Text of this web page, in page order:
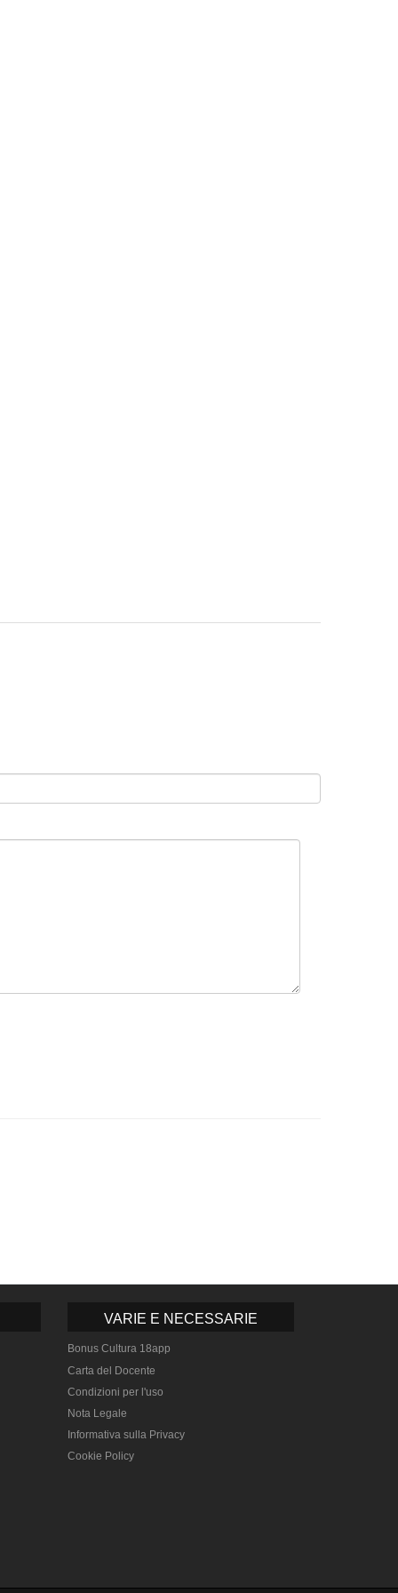
VARIE E NECESSARIE
Bonus Cultura 18app
Carta del Docente
Condizioni per l'uso
Nota Legale
Informativa sulla Privacy
Cookie Policy